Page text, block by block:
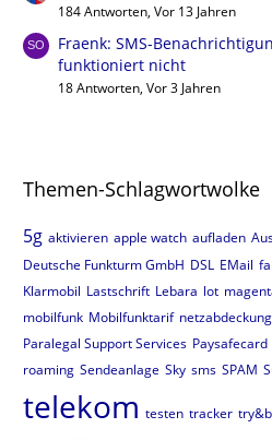
184 Antworten, Vor 13 Jahren
Fraenk: SMS-
funktioniert nicht
18 Antworten, Vor 3 Jahren
Themen-Schlagwortwolke
5g aktivieren apple watch aufladen
Deutsche Funkturm GmbH DSL EMail
Klarmobil Lastschrift Lebara lot
mobilfunk Mobilfunktarif netzabdeckung
Paralegal Support Services Paysafecard
roaming Sendeanlage Sky sms SPAM
telekom testen tracker